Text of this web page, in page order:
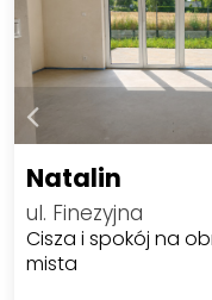
Natalin
ul. Finezyjna
Cisza i spokój na
mista